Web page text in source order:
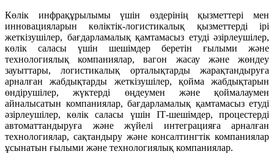
Көлік инфрақұрылымы үшін өздерінің қызметтері мен
инновацияларын көліктік-логистикалық қызметтерді ірі
жеткізушілер, бағдарламалық қамтамасыз етуді әзірлеушілер,
көлік саласы үшін шешімдер беретін ғылыми және
технологиялық компаниялар, вагон жасау және жөндеу
зауыттары, логистикалық орталықтарды жарақтандыруға
арналған жабдықтарды жеткізушілер, қойма жабдықтарын
өндірушілер, жүктерді өңдеумен және қоймалаумен
айналысатын компаниялар, бағдарламалық қамтамасыз етуді
әзірлеушілер, көлік саласы үшін ІТ-шешімдер, процестерді
автоматтандыруға және жүйелі интеграцияға арналған
технологиялар, сақтандыру және консалтингтік компаниялар
ұсынатын ғылыми және технологиялық компаниялар.